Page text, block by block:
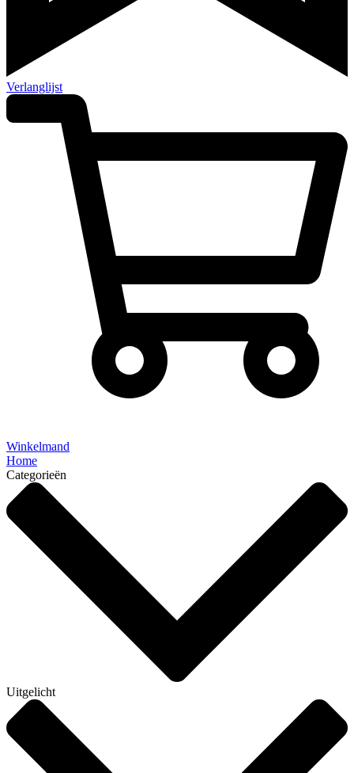
Verlanglijst
Winkelmand
Home
Categorieën
Uitgelicht